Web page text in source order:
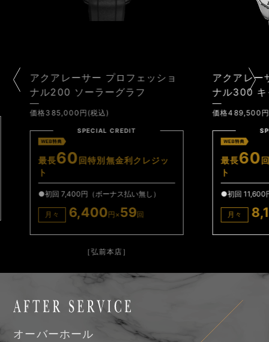
ェッショ
フ
クレジッ
アクアレーサー プロフェッショ
ナル300 キャリバー7 GMT
価格489,500円(税込)
SPECIAL CREDIT
最長60回特別無金利クレジッ
●初回 11,600円（ボーナス払い無し）
月々 8,100
オーバーホール